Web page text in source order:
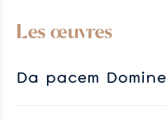
Les œuvres
Da pacem Domine